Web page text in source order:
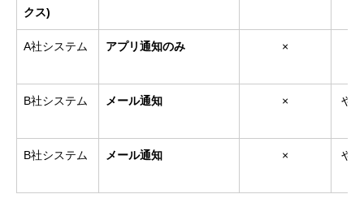
クス)
A社システム アプリ通知のみ ×
B社システム メール通知 ×
や
B社システム メール通知 ×
や